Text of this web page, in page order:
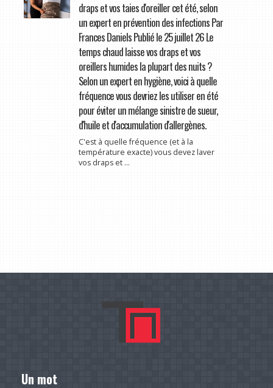
draps et vos taies d'oreiller cet été, selon
un expert en prévention des infections Par
Frances Daniels Publié le 25 juillet 26 Le
temps chaud laisse vos draps et vos
oreillers humides la plupart des nuits ?
Selon un expert en hygiène, voici à quelle
fréquence vous devriez les utiliser en été
pour éviter un mélange sinistre de sueur,
d'huile et d'accumulation d'allergènes.
C'est à quelle fréquence (et à la
température exacte) vous devez laver
vos draps et ...
Un mot